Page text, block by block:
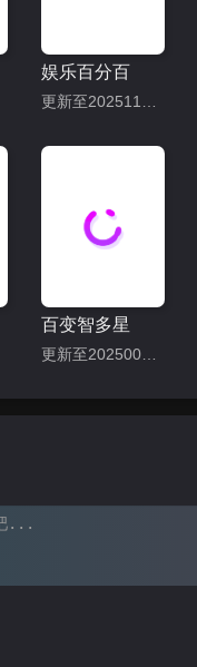
娱乐百分百
百变智多星